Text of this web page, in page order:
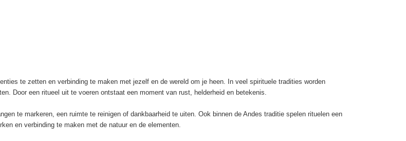
te zetten en verbinding te maken met jezelf en de wereld om je heen. In veel spirituele tradities worden
Door een ritueel uit te voeren ontstaat een moment van rust, helderheid en betekenis.
te markeren, een ruimte te reinigen of dankbaarheid te uiten. Ook binnen de Andes traditie spelen rituelen een
en verbinding te maken met de natuur en de elementen.